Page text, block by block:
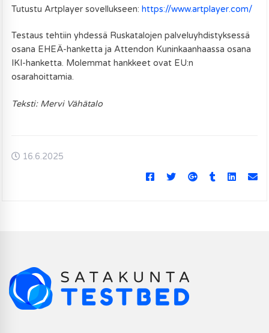
Tutustu Artplayer sovellukseen: https://www.artplayer.com/
Testaus tehtiin yhdessä Ruskatalojen palveluyhdistyksessä
osana EHEÄ-hanketta ja Attendon Kuninkaanhaassa osana
IKI-hanketta. Molemmat hankkeet ovat EU:n
osarahoittamia.
Teksti: Mervi Vähätalo
16.6.2025